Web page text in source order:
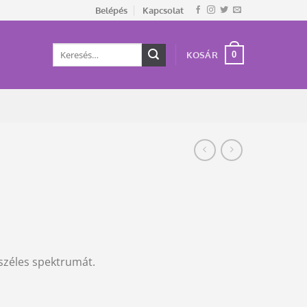
Belépés Kapcsolat
Keresés
KOSÁR 0
spektrumát.